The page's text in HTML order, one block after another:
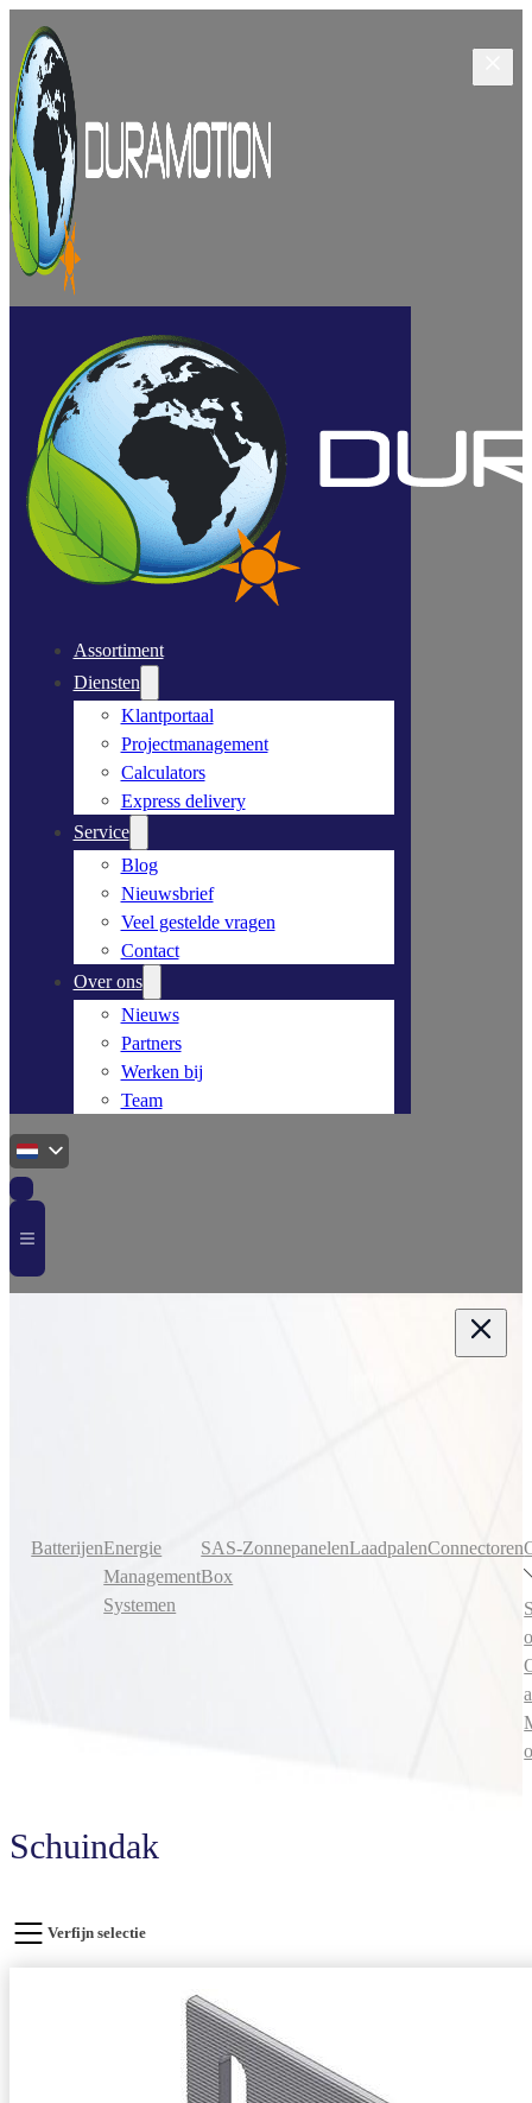
Assortiment
Diensten
Klantportaal
Projectmanagement
Calculators
Express delivery
Service
Blog
Nieuwsbrief
Veel gestelde vragen
Contact
Over ons
Nieuws
Partners
Werken bij
Team
BatterijenEnergie
Management
Systemen
SAS-
Box
ZonnepanelenLaadpalenConnectoren
Schuindak
Verfijn selectie